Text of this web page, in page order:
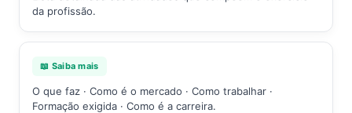
da profissão.
📖 Saiba mais
O que faz · Como é o mercado · Como trabalhar ·
Formação exigida · Como é a carreira.